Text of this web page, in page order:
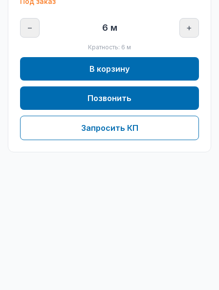
− 6 м +
Кратность: 6 м
В корзину
Позвонить
Запросить КП